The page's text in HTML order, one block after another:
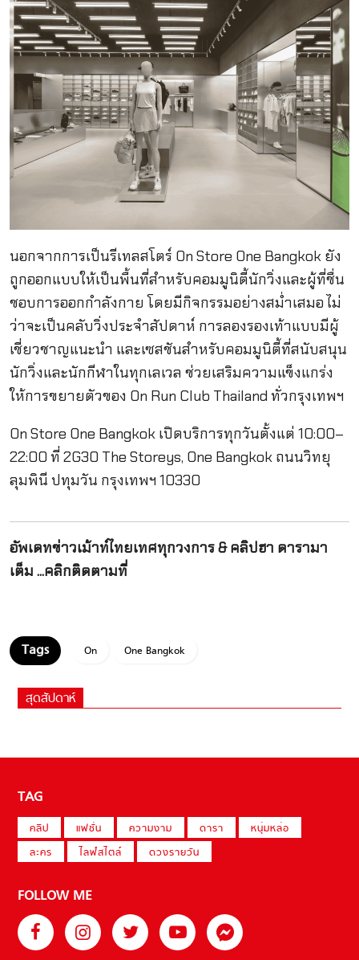
นอกจากการเป็นรีเทลสโตร์ On Store One Bangkok ยัง
ถูกออกแบบให้เป็นพื้นที่สำหรับคอมมูนิตี้นักวิ่งและผู้ที่ชื่น
ชอบการออกกำลังกาย โดยมีกิจกรรมอย่างสม่ำเสมอ ไม่
ว่าจะเป็นคลับวิ่งประจำสัปดาห์ การลองรองเท้าแบบมีผู้
เชี่ยวชาญแนะนำ และเซสชันสำหรับคอมมูนิตี้ที่สนับสนุน
นักวิ่งและนักกีฬาในทุกเลเวล ช่วยเสริมความแข็งแกร่ง
ให้การขยายตัวของ On Run Club Thailand ทั่วกรุงเทพฯ
On Store One Bangkok เปิดบริการทุกวันตั้งแต่ 10:00–
22:00 ที่ 2G30 The Storeys, One Bangkok ถนนวิทยุ
ลุมพินี ปทุมวัน กรุงเทพฯ 10330
อัพเดทข่าวเม้าท์ไทยเทศทุกวงการ & คลิปฮา ดารามา
เต็ม ...คลิกติดตามที่
On One Bangkok
สุดสัปดาห์
TAG
คลิป แฟชั่น ความงาม ดารา
หนุ่มหล่อ
ละคร
ไลฟ์สไตล์ ดวงรายวัน
FOLLOW ME